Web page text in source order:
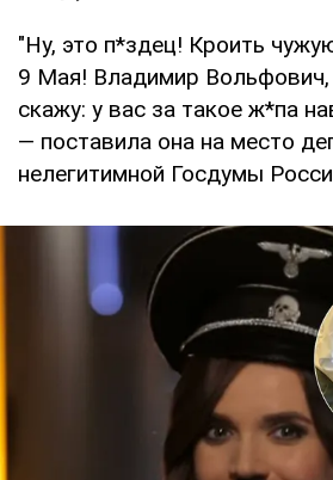
"Ну, это п*здец! Кроить
9 Мая! Владимир
скажу: у вас за такое ж*па
— поставила она на место
нелегитимной Госдумы